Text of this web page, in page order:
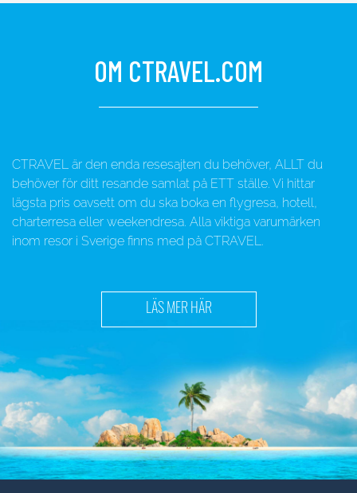
OM CTRAVEL.COM
CTRAVEL är den enda resesajten du behöver, ALLT du
behöver för ditt resande samlat på ETT ställe. Vi hittar
lägsta pris oavsett om du ska boka en flygresa, hotell,
charterresa eller weekendresa. Alla viktiga varumärken
inom resor i Sverige finns med på CTRAVEL.
LÄS MER HÄR